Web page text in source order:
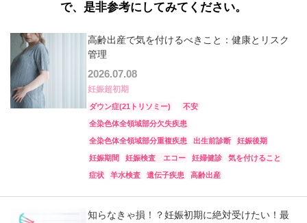
で、是非参考にしてみてください。
高齢出産で気を付けるべきこと：健康とリスク
管理
2026.07.08
妊娠超初期
ダウン症(21トリソミー) 不安
全染色体全領域部分欠失疾患
全染色体全領域部分重複疾患 出生前診断 妊娠後期
妊娠期間 妊娠検査 エコー 妊婦健診 気を付けること
症状 羊水検査 遺伝子疾患 高齢出産
知らなきゃ損！？妊娠初期に絶対受けたい！最